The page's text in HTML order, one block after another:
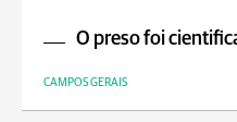
O preso foi
CAMPOS GERAIS